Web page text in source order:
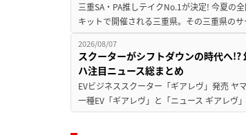
三重SA・PA推しテイクNo.1が決定! 今夏の
キットで開催される三重県。その三重県の
2026/08/07
スクーターがシフトダウンの時代へ
ハ注目ニュース総まとめ
EVビジネススクーター「ギアレヴ」発売 ヤ
一種EV「ギアレヴ」と「ニュース ギアレ